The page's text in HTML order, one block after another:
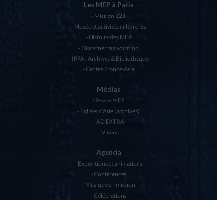
Les MEP à Paris
Mission 128
Musée et activités culturelles
Histoire des MEP
Discerner ma vocation
IRFA : Archives & Bibliothèque
Centre France-Asie
Médias
Revue MEP
Eglises d’Asie (archives)
AD EXTRA
Vidéos
Agenda
Expositions et animations
Conférences
Musique en mission
Célébrations